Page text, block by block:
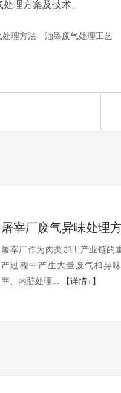
理方案及技术。
理方法
油墨废气处理工艺
屠宰厂废气异味处理
屠宰厂作为肉类加工产业链的
产过程中产生大量废气和异
宰、内脏处理...
【详情+】